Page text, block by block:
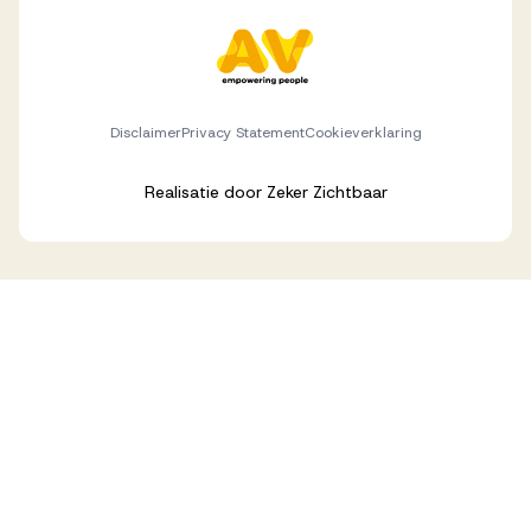
DisclaimerPrivacy StatementCookieverklaring
Realisatie door Zeker Zichtbaar